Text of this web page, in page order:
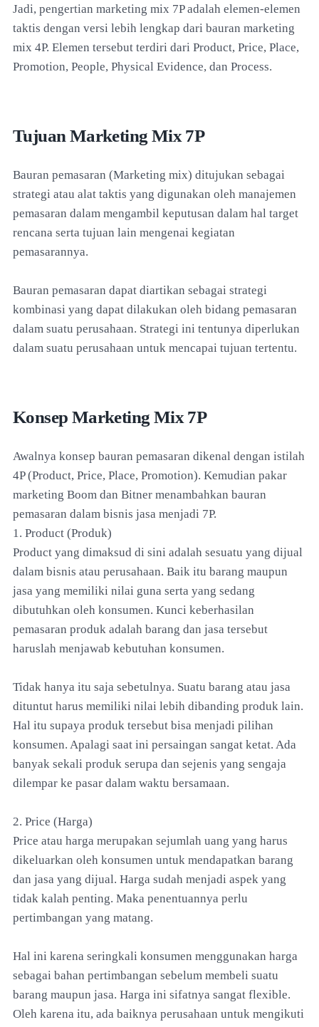
Jadi, pengertian marketing mix 7P adalah elemen-elemen
taktis dengan versi lebih lengkap dari bauran marketing
mix 4P. Elemen tersebut terdiri dari Product, Price, Place,
Promotion, People, Physical Evidence, dan Process.
Tujuan Marketing Mix 7P
Bauran pemasaran (Marketing mix) ditujukan sebagai
strategi atau alat taktis yang digunakan oleh manajemen
pemasaran dalam mengambil keputusan dalam hal target
rencana serta tujuan lain mengenai kegiatan
pemasarannya.
Bauran pemasaran dapat diartikan sebagai strategi
kombinasi yang dapat dilakukan oleh bidang pemasaran
dalam suatu perusahaan. Strategi ini tentunya diperlukan
dalam suatu perusahaan untuk mencapai tujuan tertentu.
Konsep Marketing Mix 7P
Awalnya konsep bauran pemasaran dikenal dengan istilah
4P (Product, Price, Place, Promotion). Kemudian pakar
marketing Boom dan Bitner menambahkan bauran
pemasaran dalam bisnis jasa menjadi 7P.
1. Product (Produk)
Product yang dimaksud di sini adalah sesuatu yang dijual
dalam bisnis atau perusahaan. Baik itu barang maupun
jasa yang memiliki nilai guna serta yang sedang
dibutuhkan oleh konsumen. Kunci keberhasilan
pemasaran produk adalah barang dan jasa tersebut
haruslah menjawab kebutuhan konsumen.
Tidak hanya itu saja sebetulnya. Suatu barang atau jasa
dituntut harus memiliki nilai lebih dibanding produk lain.
Hal itu supaya produk tersebut bisa menjadi pilihan
konsumen. Apalagi saat ini persaingan sangat ketat. Ada
banyak sekali produk serupa dan sejenis yang sengaja
dilempar ke pasar dalam waktu bersamaan.
2. Price (Harga)
Price atau harga merupakan sejumlah uang yang harus
dikeluarkan oleh konsumen untuk mendapatkan barang
dan jasa yang dijual. Harga sudah menjadi aspek yang
tidak kalah penting. Maka penentuannya perlu
pertimbangan yang matang.
Hal ini karena seringkali konsumen menggunakan harga
sebagai bahan pertimbangan sebelum membeli suatu
barang maupun jasa. Harga ini sifatnya sangat flexible.
Oleh karena itu, ada baiknya perusahaan untuk mengikuti